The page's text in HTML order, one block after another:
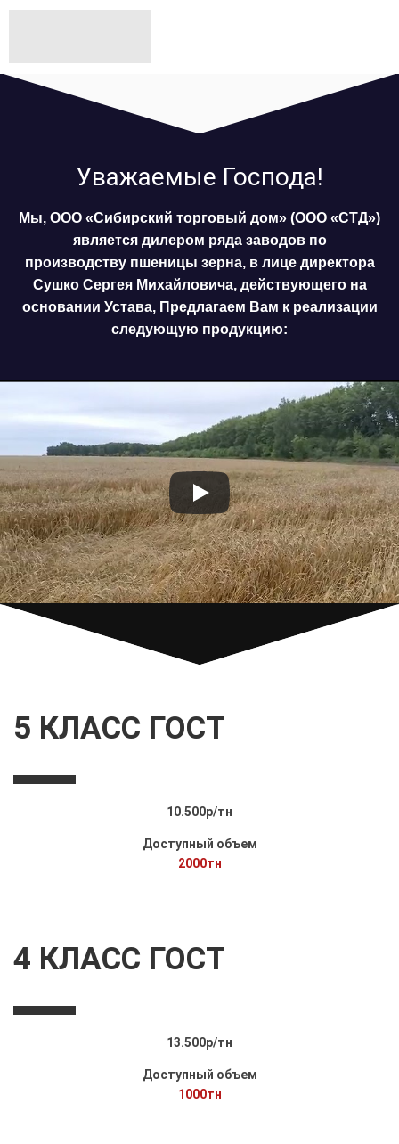
Уважаемые Господа!
Мы, ООО «Сибирский торговый дом» (ООО «СТД»)
является дилером ряда заводов по
производству пшеницы зерна, в лице директора
Сушко Сергея Михайловича, действующего на
основании Устава, Предлагаем Вам к реализации
следующую продукцию:
5 КЛАСС ГОСТ
10.500р/тн
Доступный объем
2000тн
4 КЛАСС ГОСТ
13.500р/тн
Доступный объем
1000тн